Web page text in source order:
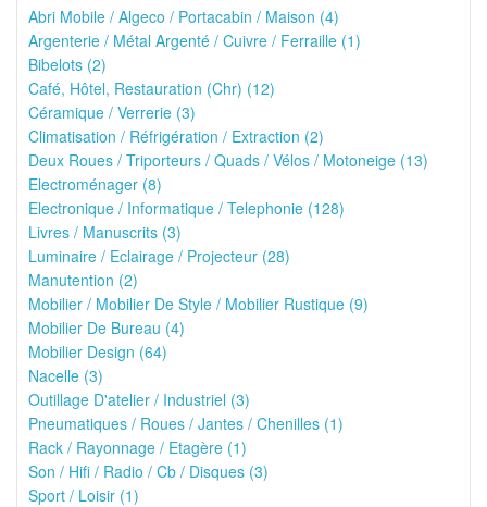
Abri Mobile / Algeco / Portacabin / Maison (4)
Argenterie / Métal Argenté / Cuivre / Ferraille (1)
Bibelots (2)
Café, Hôtel, Restauration (Chr) (12)
Céramique / Verrerie (3)
Climatisation / Réfrigération / Extraction (2)
Deux Roues / Triporteurs / Quads / Vélos / Motoneige (13)
Electroménager (8)
Electronique / Informatique / Telephonie (128)
Livres / Manuscrits (3)
Luminaire / Eclairage / Projecteur (28)
Manutention (2)
Mobilier / Mobilier De Style / Mobilier Rustique (9)
Mobilier De Bureau (4)
Mobilier Design (64)
Nacelle (3)
Outillage D'atelier / Industriel (3)
Pneumatiques / Roues / Jantes / Chenilles (1)
Rack / Rayonnage / Etagère (1)
Son / Hifi / Radio / Cb / Disques (3)
Sport / Loisir (1)